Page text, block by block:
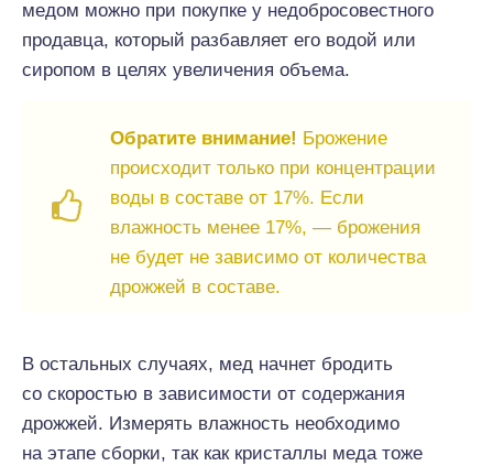
медом можно при покупке у недобросовестного
продавца, который разбавляет его водой или
сиропом в целях увеличения объема.
Обратите внимание! Брожение
происходит только при концентрации
воды в составе от 17%. Если
влажность менее 17%, — брожения
не будет не зависимо от количества
дрожжей в составе.
В остальных случаях, мед начнет бродить
со скоростью в зависимости от содержания
дрожжей. Измерять влажность необходимо
на этапе сборки, так как кристаллы меда тоже